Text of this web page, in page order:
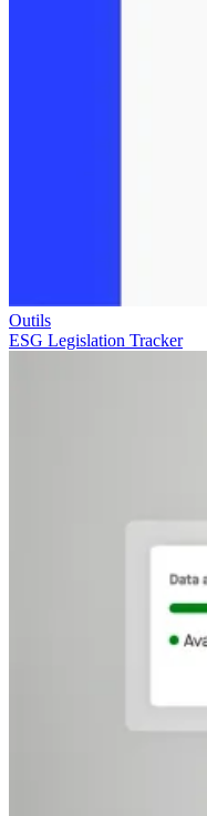
Outils
ESG Legislation Tracker